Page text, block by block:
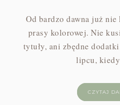
Od bardzo dawna już
prasy kolorowej. Nie
tytuły, ani zbędne
lipcu,
CZYTAJ